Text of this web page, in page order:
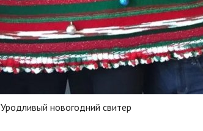
Уродливый новогодний свитер